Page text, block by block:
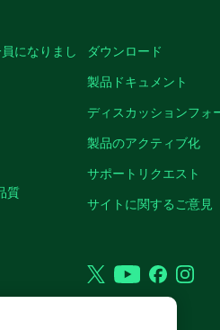
になりまし
質
ダウンロード
製品ドキュメント
ディスカッションフォ
製品のアクティブ化
サポートリクエスト
サイトに関するご意見
TwitterYouTubeFacebook